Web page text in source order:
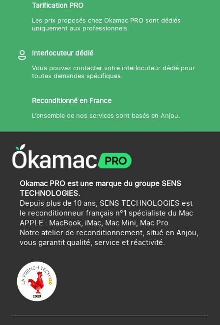
Tarification PRO
Les prix proposés chez Okamac PRO sont dédiés
uniquement aux professionnels.
Interlocuteur dédié
Vous pouvez contacter votre interlocuteur dédié pour
toutes demandes spécifiques.
Reconditionné en France
L’ensemble de nos services sont basés en Anjou.
Okamac PRO est une marque du groupe SENS
TECHNOLOGIES.
Depuis plus de 10 ans, SENS TECHNOLOGIES est
le reconditionneur français n°1 spécialiste du Mac
APPLE : MacBook, iMac, Mac Mini, Mac Pro.
Notre atelier de reconditionnement, situé en Anjou,
vous garantit qualité, service et réactivité.